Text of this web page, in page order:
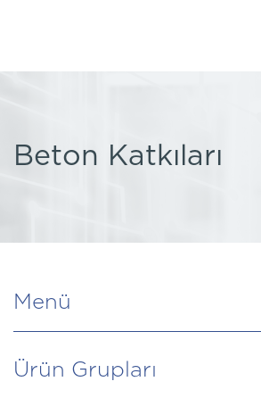
Beton Katkıları
Menü
Ürün Grupları